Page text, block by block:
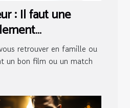
: Il faut une
retrouver en famille ou
un bon film ou un match